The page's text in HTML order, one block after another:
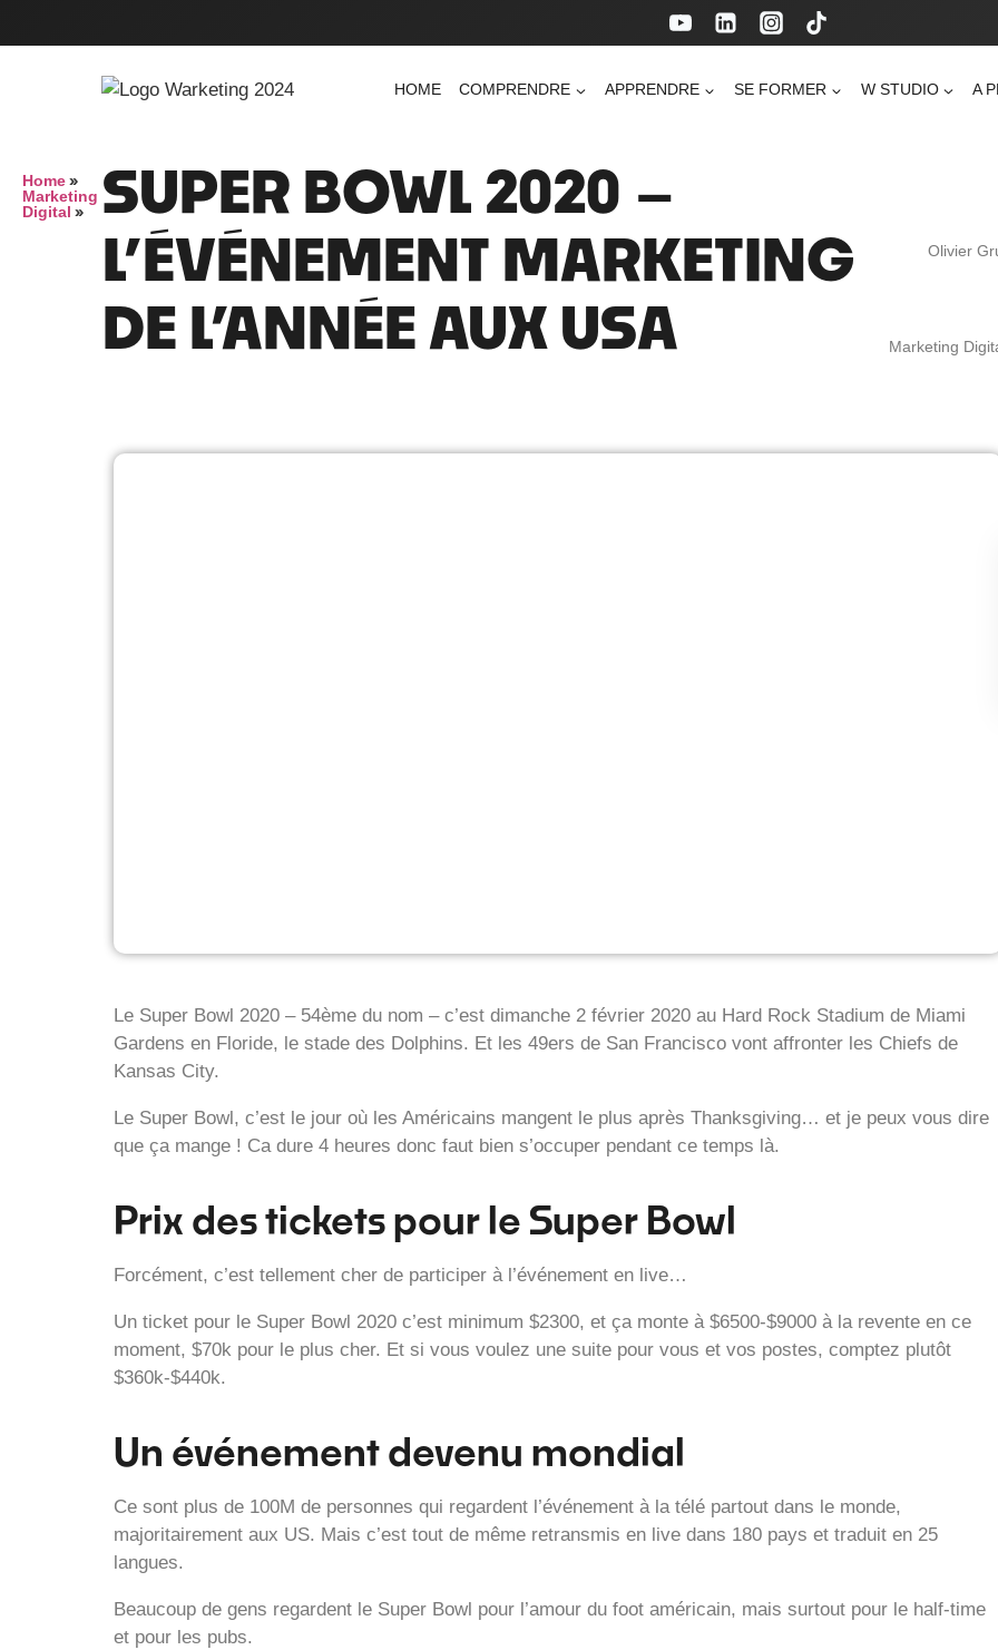
HOME COMPRENDRE APPRENDRE SE FORMER W STUDIO A
Home»
Marketing
Digital »
SUPER BOWL 2020 –
L’ÉVÉNEMENT MARKETING
DE L’ANNÉE AUX USA
Olivier
Marketing
Le Super Bowl 2020 – 54ème du nom – c’est dimanche 2 février 2020 au Hard Rock Stadium de Miami
Gardens en Floride, le stade des Dolphins. Et les 49ers de San Francisco vont affronter les Chiefs de
Kansas City.
Le Super Bowl, c’est le jour où les Américains mangent le plus après Thanksgiving… et je peux vous dire
que ça mange ! Ca dure 4 heures donc faut bien s’occuper pendant ce temps là.
Prix des tickets pour le Super Bowl
Forcément, c’est tellement cher de participer à l’événement en live…
Un ticket pour le Super Bowl 2020 c’est minimum $2300, et ça monte à $6500-$9000 à la revente en ce
moment, $70k pour le plus cher. Et si vous voulez une suite pour vous et vos postes, comptez plutôt
$360k-$440k.
Un événement devenu mondial
Ce sont plus de 100M de personnes qui regardent l’événement à la télé partout dans le monde,
majoritairement aux US. Mais c’est tout de même retransmis en live dans 180 pays et traduit en 25
langues.
Beaucoup de gens regardent le Super Bowl pour l’amour du foot américain, mais surtout pour le half-time
et pour les pubs.